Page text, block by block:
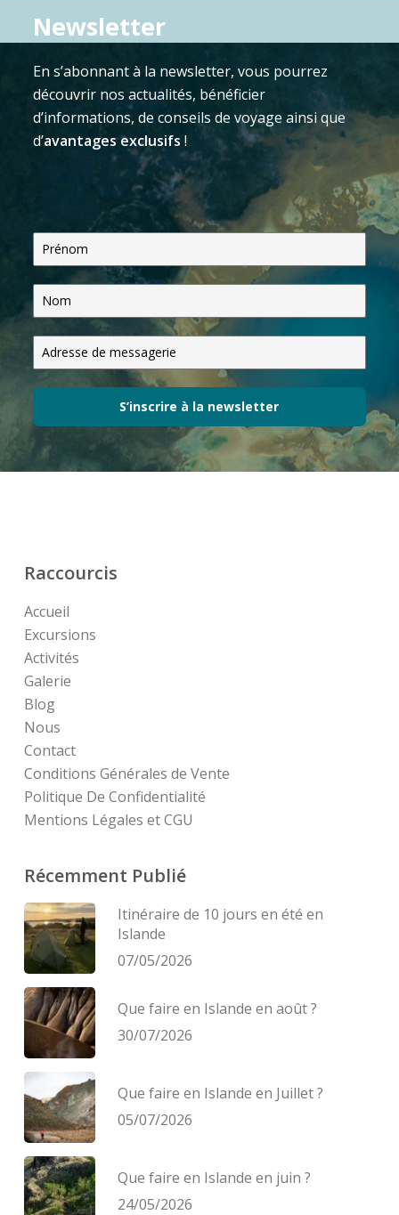
Newsletter
En s’abonnant à la newsletter, vous pourrez
découvrir nos actualités, bénéficier
d’informations, de conseils de voyage ainsi que
d’avantages exclusifs !
S’inscrire à la newsletter
Raccourcis
Accueil
Excursions
Activités
Galerie
Blog
Nous
Contact
Conditions Générales de Vente
Politique De Confidentialité
Mentions Légales et CGU
Récemment Publié
Itinéraire de 10 jours en été en
Islande
07/05/2026
Que faire en Islande en août ?
30/07/2026
Que faire en Islande en Juillet ?
05/07/2026
Que faire en Islande en juin ?
24/05/2026